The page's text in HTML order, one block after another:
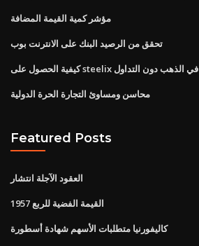
مؤشر كمية القيمة المضافة
تحقق من الرصيد البنك على الانترنت بوب
كيفية الحصول على steelix في الذهب دون التداول
محاسن ومساوئ التجارة الحرة الدولية
Featured Posts
العقود الآجلة انتشار
القيمة الفضية للربع 1957
كاليفورنيا متطلبات الأسهم شهادة أسطورة